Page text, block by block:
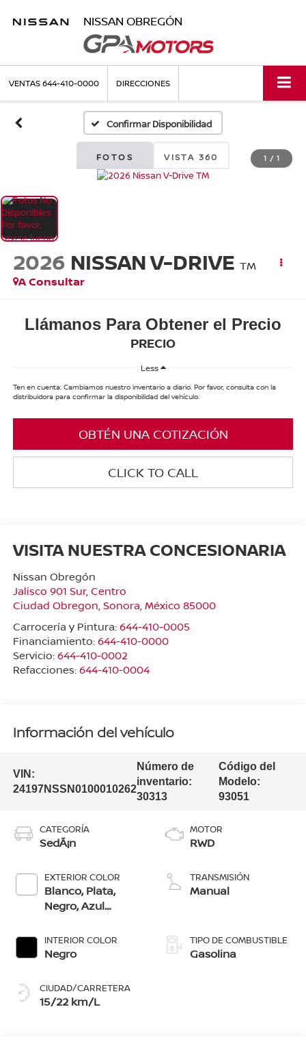
NISSAN OBREGÓN
VENTAS644-410-0000 DIRECCIONES
Confirmar Disponibilidad
FOTOS VISTA 360 1 / 1
2026 NISSAN V-DRIVE TM
A Consultar
Llámanos Para Obtener el Precio
PRECIO
Less
Ten en cuenta: Cambiamos nuestro inventario a diario. Por favor, consulta con la
distribuidora para confirmar la disponibilidad del vehículo.
OBTÉN UNA COTIZACIÓN
CLICK TO CALL
VISITA NUESTRA CONCESIONARIA
Nissan Obregón
Jalisco 901 Sur, Centro
Ciudad Obregon, Sonora, México 85000
Carrocería y Pintura: 644-410-0005
Financiamiento: 644-410-0000
Servicio: 644-410-0002
Refacciones: 644-410-0004
Información del vehículo
VIN:
24197NSSN0100010262
Número de
inventario:
30313
Código del
Modelo:
93051
CATEGORÍA
SedÃ¡n
EXTERIOR COLOR
Blanco, Plata,
Negro, Azul
MetãLico
INTERIOR COLOR
Negro
CIUDAD/CARRETERA
15/22 km/L
MOTOR
RWD
TRANSMISIÓN
Manual
TIPO DE COMBUSTIBLE
Gasolina